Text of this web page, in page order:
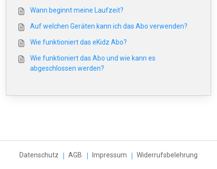
Wann beginnt meine Laufzeit?
Auf welchen Geräten kann ich das Abo verwenden?
Wie funktioniert das eKidz Abo?
Wie funktioniert das Abo und wie kann es
abgeschlossen werden?
Datenschutz AGB Impressum Widerrufsbelehrung